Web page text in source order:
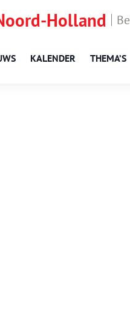
Holland
KALENDER THEMA’S